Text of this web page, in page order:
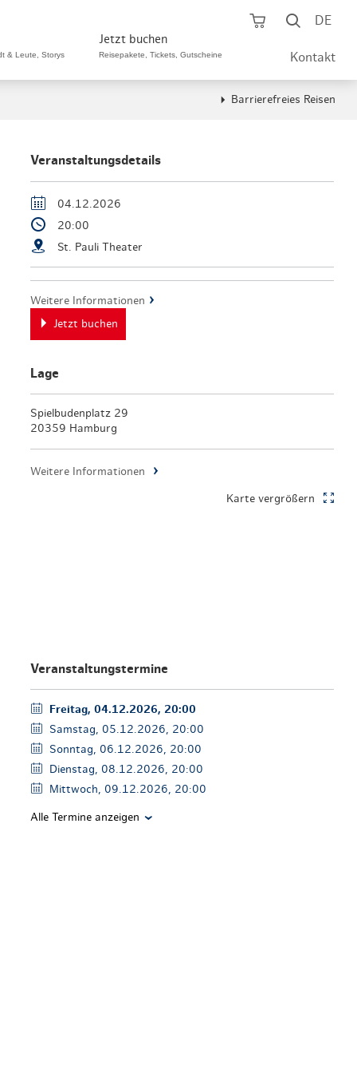
Sonntage
Schuhe, Schmuck
& Lifestyle
shoppen
& Bistros A-Z
Originale
Restaurants
& Feinschmecker
günstig
essen & trinken
& Leute, Storys
Jetzt buchen
Reisepakete, Tickets, Gutscheine
Reisepakete
Hamburg CARD
Gutschein schenken
Warenkorb
Suche
DE
Kontakt
Barrierefreies Reisen
Veranstaltungsdetails
04.12.2026
20:00
St. Pauli Theater
Weitere Informationen
Jetzt buchen
Lage
Spielbudenplatz 29
20359 Hamburg
Weitere Informationen
Karte vergrößern
Veranstaltungstermine
Freitag, 04.12.2026, 20:00
Samstag, 05.12.2026, 20:00
Sonntag, 06.12.2026, 20:00
Dienstag, 08.12.2026, 20:00
Mittwoch, 09.12.2026, 20:00
Alle Termine anzeigen